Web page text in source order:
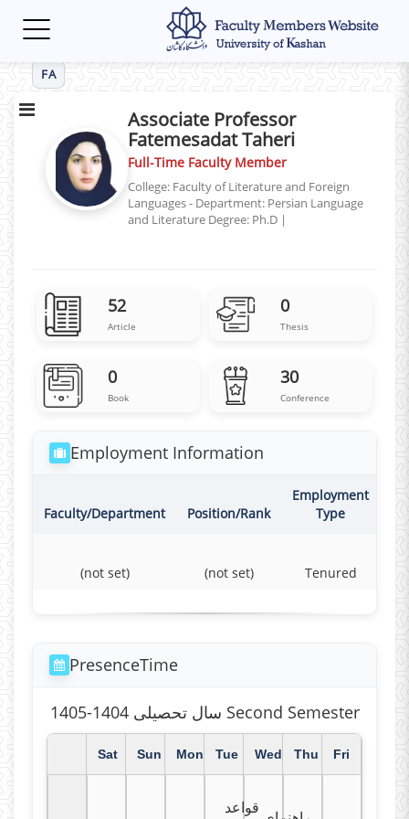
Toggle
FA
Associate Professor
Fatemesadat Taheri
Full-Time Faculty Member
College: Faculty of Literature and Foreign
Languages - Department: Persian Language
and Literature Degree: Ph.D |
0
Thesis
52
Article
30
Conference
0
Book
Employment Information
Faculty/Department Position/Rank
Employment
Type
(not set) (not set) Tenured
PresenceTime
سال تحصیلی 1404-1405 Second Semester
Sat Sun Mon Tue Wed Thu Fri
قواعد